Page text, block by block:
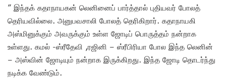
” இந்தக் கதாநாயகன் லெனினைப் பார்த்தால் புதியவர் போலத்
தெரியவில்லை. அனுபவசாலி போலத் தெரிகிறார். கதாநாயகி
அஸ்மினுக்கும் அவருக்கும் உள்ள ஜோடிப் பொருத்தம் நன்றாக
உள்ளது. கமல் -ஸ்ரீதேவி ,ரஜினி – ஸ்ரீபிரியா போல இந்த லெனின்
– அஸ்வின் ஜோடியும் நன்றாக இருக்கிறது. இந்த ஜோடி தொடர்ந்து
நடிக்க வேண்டும்.